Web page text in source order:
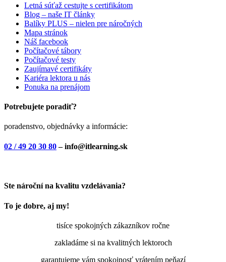
Letná súťaž cestujte s certifikátom
Blog – naše IT články
Balíky PLUS – nielen pre náročných
Mapa stránok
Náš facebook
Počítačové tábory
Počítačové testy
Zaujímavé certifikáty
Kariéra lektora u nás
Ponuka na prenájom
Potrebujete poradiť?
poradenstvo, objednávky a informácie:
02 / 49 20 30 80– info@itlearning.sk
Ste nároční na kvalitu vzdelávania?
To je dobre, aj my!
tisíce spokojných zákazníkov ročne
zakladáme si na kvalitných lektoroch
garantujeme vám spokojnosť vrátením peňazí